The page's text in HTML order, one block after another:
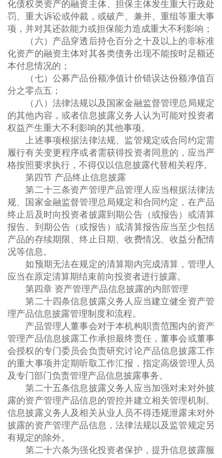
化债权类资产的融资主体、担保主体发生重大行政处
罚、重大诉讼或仲裁，或破产、兼并、重组等重大事
项，并对其还款能力或担保能力造成重大不利影响；
（六）产品穿透后持仓百分之十及以上的非标准
化资产的融资主体对其各类债务出现不能按时足额还
本付息情况的；
（七）公募产品份额净值计价错误达份额净值百
分之零点五；
（八）法律法规以及国家金融监督管理总局规定
的其他内容，或者信息披露义务人认为可能对投资者
权益产生重大不利影响的其他事项。
上述事项根据法律法规、监管规定或合同约定需
履行有关变更程序或者需获得投资者同意的，应当严
格按照要求执行，不得仅以信息披露代替相关程序。
第四节 产品终止信息披露
第二十三条资产管理产品管理人应当根据法律法
规、国家金融监督管理总局规定和合同约定，在产品
终止后及时向投资者披露到期公告（或报告）或清算
报告。到期公告（或报告）或清算报告应当至少包括
产品的存续期限、终止日期、收费情况、收益分配情
况等信息。
如预期无法在规定的清算期内完成清算，管理人
应当在原定清算期结束前向投资者进行披露。
第四章 资产管理产品信息披露的内部管理
第二十四条信息披露义务人应当建立健全资产管
理产品信息披露管理制度和流程。
产品管理人董事会对于本机构职责范围内的资产
管理产品信息披露工作承担最终责任，董事会或董事
会授权的专门委员会负责研究讨论产品信息披露工作
的重大事项并定期听取工作汇报，指定高级管理人员
及专门部门负责管理产品信息披露事务。
第二十五条信息披露义务人应当加强对未对外披
露的资产管理产品信息的管控并建立相关管理机制。
信息披露义务人及相关从业人员不得违规泄露未对外
披露的资产管理产品信息，法律法规以及监管规定另
有规定的除外。
第二十六条为强化投资者保护，提升信息披露服